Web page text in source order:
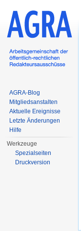
AGRA-Blog
Mitgliedsanstalten
Aktuelle Ereignisse
Letzte Änderungen
Hilfe
Werkzeuge
Spezialseiten
Druckversion